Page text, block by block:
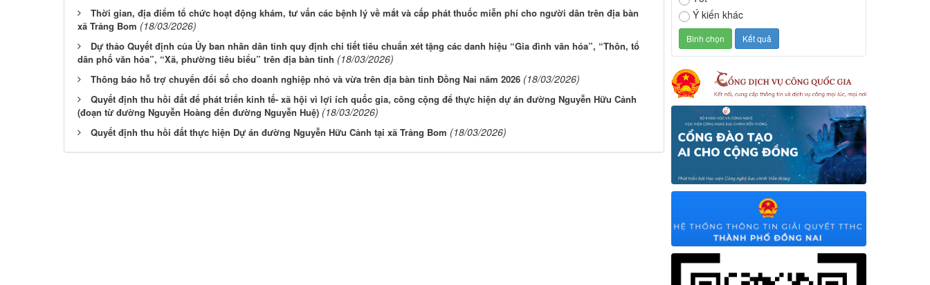
Thời gian, địa điểm tổ chức hoạt động khám, tư vấn các bệnh lý về mắt và cấp phát thuốc miễn phí cho người dân trên địa bàn
xã Trảng Bom (18/03/2026)
Dự thảo Quyết định của Ủy ban nhân dân tỉnh quy định chi tiết tiêu chuẩn xét tặng các danh hiệu “Gia đình văn hóa”, “Thôn, tổ
dân phố văn hóa”, “Xã, phường tiêu biểu” trên địa bàn tỉnh (18/03/2026)
Thông báo hỗ trợ chuyển đổi số cho doanh nghiệp nhỏ và vừa trên địa bàn tỉnh Đồng Nai năm 2026 (18/03/2026)
Quyết định thu hồi đất để phát triển kinh tế- xã hội vì lợi ích quốc gia, công cộng để thực hiện dự án đường Nguyễn Hữu Cảnh
(đoạn từ đường Nguyễn Hoàng đến đường Nguyễn Huệ) (18/03/2026)
Quyết định thu hồi đất thực hiện Dự án đường Nguyễn Hữu Cảnh tại xã Trảng Bom (18/03/2026)
Ý kiến khác